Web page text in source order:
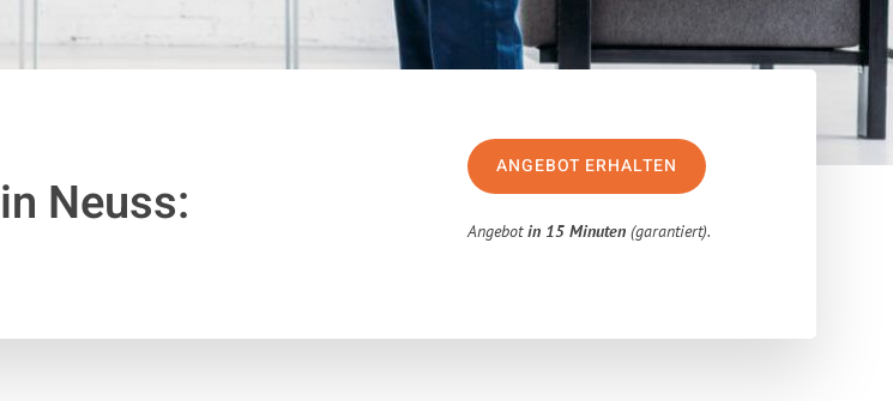
in Neuss:
ANGEBOT ERHALTEN
Angebotin 15 Minuten (garantiert).